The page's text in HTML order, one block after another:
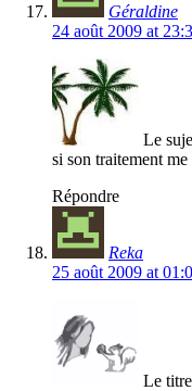
Géraldine
24 août 2009 at
Le
si son traitement
Répondre
Reka
25 août 2009 at
Le